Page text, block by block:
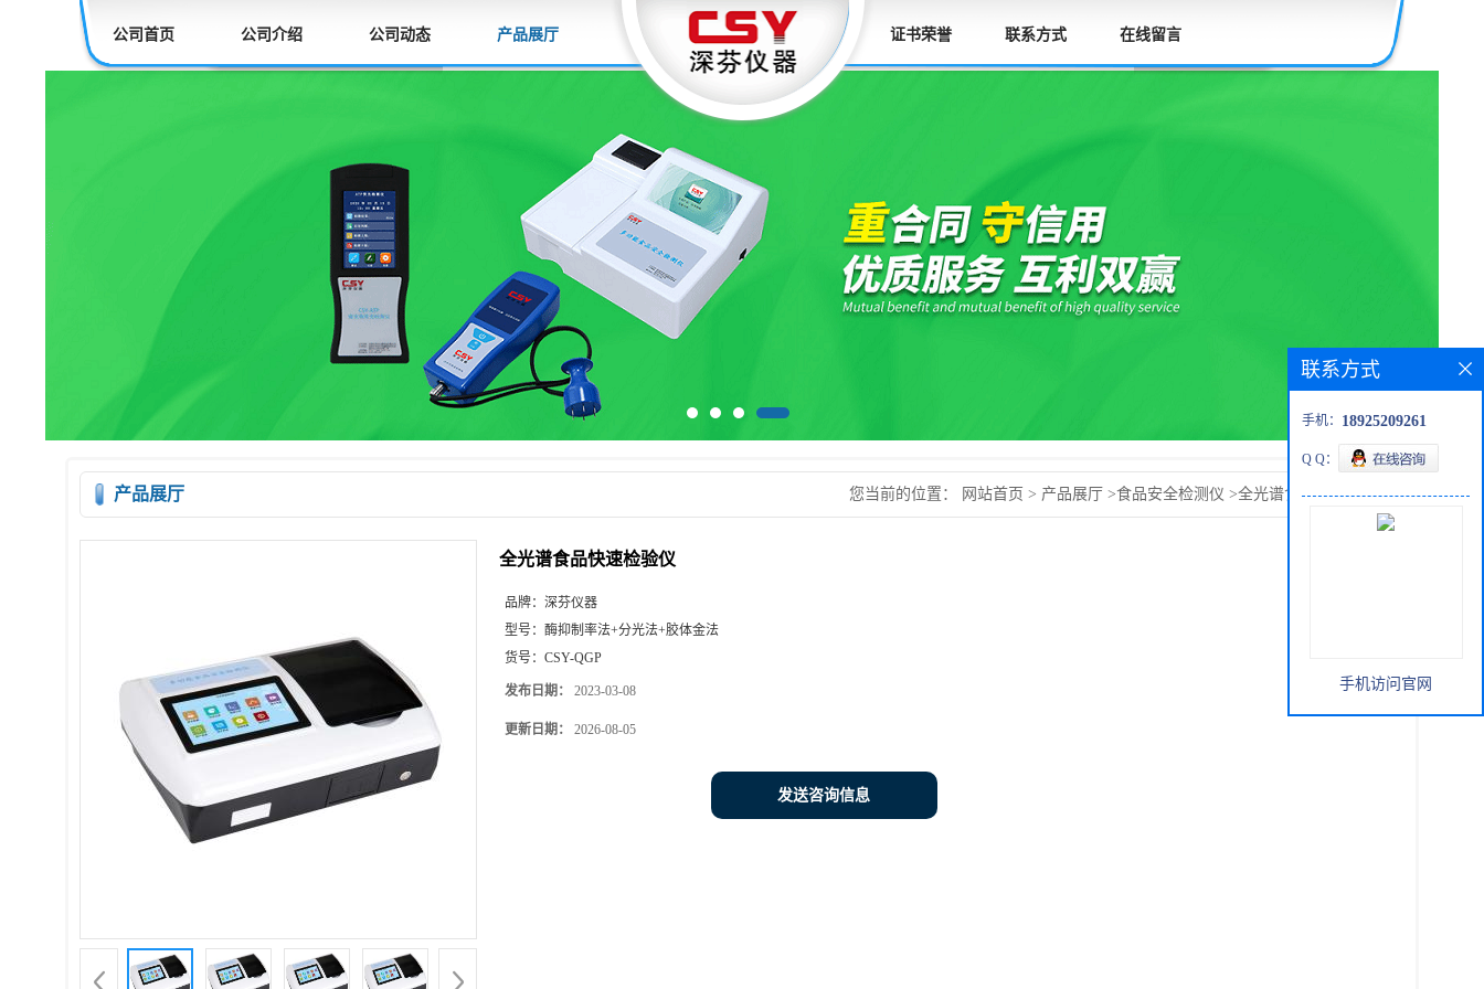
公司首页 公司介绍 公司动态 产品展厅 证书荣誉 联系方式 在线留言
产品展厅 您当前的位置： 网站首页 > 产品展厅 >食品安全检测仪 >全光谱食品快速检验仪
全光谱食品快速检验仪
品牌： 深芬仪器
型号： 酶抑制率法+分光法+胶体金法
货号： CSY-QGP
发布日期： 2023-03-08
更新日期： 2026-08-05
发送咨询信息
联系方式
手机： 18925209261
Q Q：
手机访问官网